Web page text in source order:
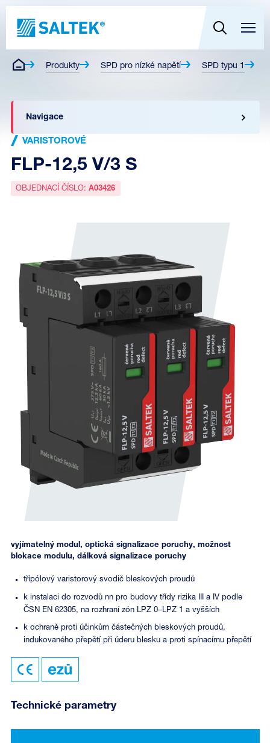
Produkty SPD pro nízké napětí SPD typu 1
Navigace
VARISTOROVÉ
FLP-12,5 V/3 S
OBJEDNACÍ ČÍSLO:A03426
vyjímatelný modul, optická signalizace poruchy, možnost
blokace modulu, dálková signalizace poruchy
třípólový varistorový svodič bleskových proudů
k instalaci do rozvodů nn pro budovy třídy rizika III a IV podle
ČSN EN 62305, na rozhraní zón LPZ 0–LPZ 1 a vyšších
k ochraně proti účinkům částečných bleskových proudů,
indukovaného přepětí při úderu blesku a proti spínacímu přepětí
Technické parametry